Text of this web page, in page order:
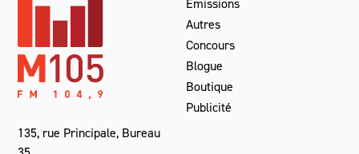
135, rue Principale, Bureau
Autres
Concours
Blogue
Boutique
Publicité